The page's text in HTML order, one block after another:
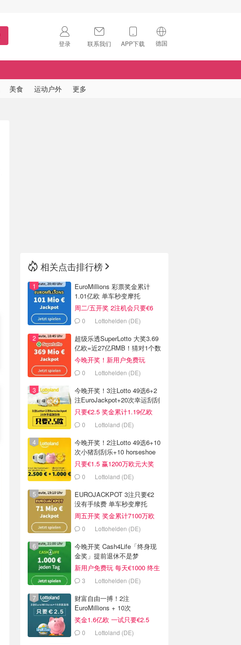
登录 联系我们 APP下载 德国
🇺🇸
美食 运动户外 更多
相关点击排行榜
EuroMillions 彩票奖金累计
1.01亿欧 单车秒变摩托
周二/五开奖 2注机会只要€6
0 Lottohelden (DE)
超级乐透SuperLotto 大奖3.69
亿欧=近27亿RMB！猜对1个数
字就中奖
今晚开奖！新用户免费玩
0 Lottohelden (DE)
今晚开奖！3注Lotto 49选6+2
注EuroJackpot+20次幸运刮刮
乐
只要€2.5 奖金累计1.19亿欧
0 Lottoland (DE)
今晚开奖！2注Lotto 49选6+10
次小猪刮刮乐+10 horseshoe
只要€1.5 赢1200万欧元大奖
0 Lottoland (DE)
EUROJACKPOT 3注只要€2
没有手续费 单车秒变摩托
周五开奖 奖金累计7100万欧
0 Lottohelden (DE)
今晚开奖 Cash4Life「终身现
金奖」提前退休不是梦
新用户免费玩 每天€1000 终生
领取3 Lottohelden (DE)
财富自由一搏！2注
EuroMillions + 10次
PiggyBank 刮刮乐
奖金1.6亿欧 一试只要€2.5
0 Lottoland (DE)